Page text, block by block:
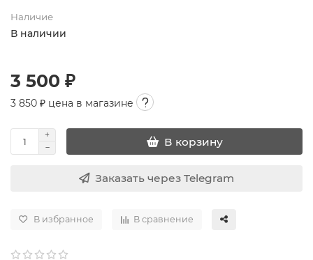
Наличие
В наличии
3 500 ₽
3 850 ₽ цена в магазине
В корзину
Заказать через Telegram
В избранное В сравнение